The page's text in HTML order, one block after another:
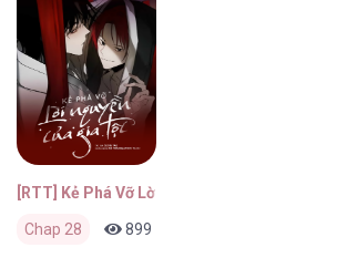
[RTT] Kẻ Phá Vỡ Lời Nguyền Của Gia Tộc
Chap 28 899